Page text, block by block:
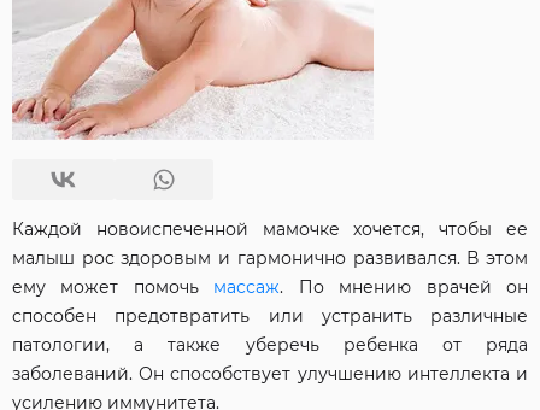
Каждой новоиспеченной мамочке хочется, чтобы ее
малыш рос здоровым и гармонично развивался. В этом
ему может помочь массаж. По мнению врачей он
способен предотвратить или устранить различные
патологии, а также уберечь ребенка от ряда
заболеваний. Он способствует улучшению интеллекта и
усилению иммунитета.